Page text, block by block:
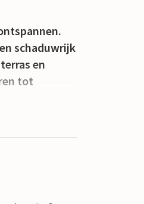
schaduwrijk
en
tot
en